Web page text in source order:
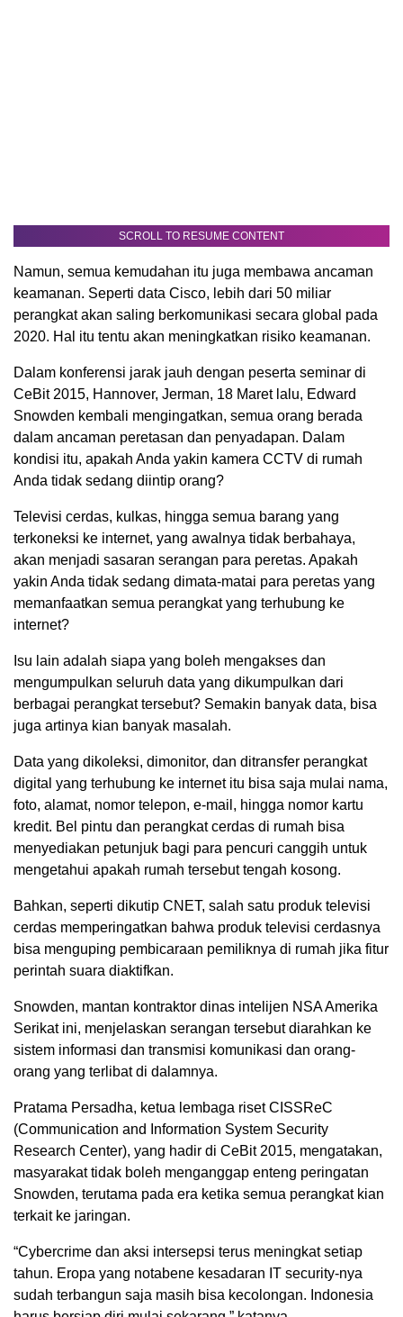
SCROLL TO RESUME CONTENT
Namun, semua kemudahan itu juga membawa ancaman
keamanan. Seperti data Cisco, lebih dari 50 miliar
perangkat akan saling berkomunikasi secara global pada
2020. Hal itu tentu akan meningkatkan risiko keamanan.
Dalam konferensi jarak jauh dengan peserta seminar di
CeBit 2015, Hannover, Jerman, 18 Maret lalu, Edward
Snowden kembali mengingatkan, semua orang berada
dalam ancaman peretasan dan penyadapan. Dalam
kondisi itu, apakah Anda yakin kamera CCTV di rumah
Anda tidak sedang diintip orang?
Televisi cerdas, kulkas, hingga semua barang yang
terkoneksi ke internet, yang awalnya tidak berbahaya,
akan menjadi sasaran serangan para peretas. Apakah
yakin Anda tidak sedang dimata-matai para peretas yang
memanfaatkan semua perangkat yang terhubung ke
internet?
Isu lain adalah siapa yang boleh mengakses dan
mengumpulkan seluruh data yang dikumpulkan dari
berbagai perangkat tersebut? Semakin banyak data, bisa
juga artinya kian banyak masalah.
Data yang dikoleksi, dimonitor, dan ditransfer perangkat
digital yang terhubung ke internet itu bisa saja mulai nama,
foto, alamat, nomor telepon, e-mail, hingga nomor kartu
kredit. Bel pintu dan perangkat cerdas di rumah bisa
menyediakan petunjuk bagi para pencuri canggih untuk
mengetahui apakah rumah tersebut tengah kosong.
Bahkan, seperti dikutip CNET, salah satu produk televisi
cerdas memperingatkan bahwa produk televisi cerdasnya
bisa menguping pembicaraan pemiliknya di rumah jika fitur
perintah suara diaktifkan.
Snowden, mantan kontraktor dinas intelijen NSA Amerika
Serikat ini, menjelaskan serangan tersebut diarahkan ke
sistem informasi dan transmisi komunikasi dan orang-
orang yang terlibat di dalamnya.
Pratama Persadha, ketua lembaga riset CISSReC
(Communication and Information System Security
Research Center), yang hadir di CeBit 2015, mengatakan,
masyarakat tidak boleh menganggap enteng peringatan
Snowden, terutama pada era ketika semua perangkat kian
terkait ke jaringan.
“Cybercrime dan aksi intersepsi terus meningkat setiap
tahun. Eropa yang notabene kesadaran IT security-nya
sudah terbangun saja masih bisa kecolongan. Indonesia